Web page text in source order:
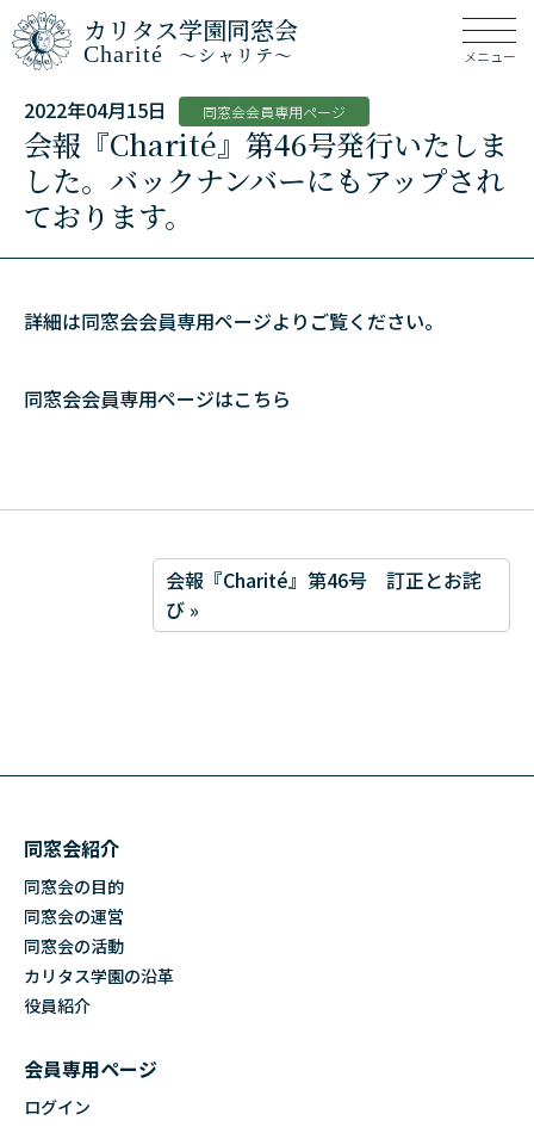
カリタス学園同窓会
Charité ～シャリテ～ メニュー
2022年04月15日 同窓会会員専用ページ
会報『Charité』第46号発行いたしま
した。バックナンバーにもアップされ
ております。
詳細は同窓会会員専用ページよりご覧ください。
同窓会会員専用ページはこちら
会報『Charité』第46号 訂正とお詫
び »
同窓会紹介
同窓会の目的
同窓会の運営
同窓会の活動
カリタス学園の沿革
役員紹介
会員専用ページ
ログイン